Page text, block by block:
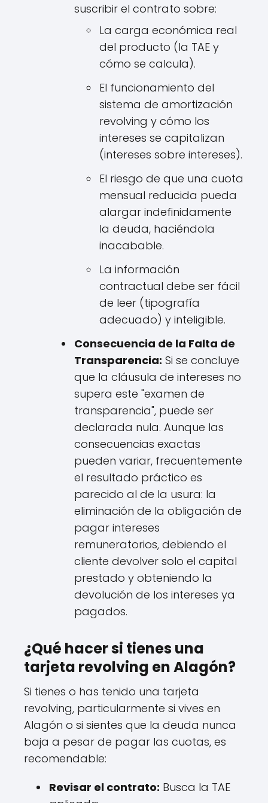
suscribir el contrato sobre:
La carga económica real
del producto (la TAE y
cómo se calcula).
El funcionamiento del
sistema de amortización
revolving y cómo los
intereses se capitalizan
(intereses sobre intereses).
El riesgo de que una cuota
mensual reducida pueda
alargar indefinidamente
la deuda, haciéndola
inacabable.
La información
contractual debe ser fácil
de leer (tipografía
adecuado) y inteligible.
Consecuencia de la Falta de
Transparencia: Si se concluye
que la cláusula de intereses no
supera este "examen de
transparencia", puede ser
declarada nula. Aunque las
consecuencias exactas
pueden variar, frecuentemente
el resultado práctico es
parecido al de la usura: la
eliminación de la obligación de
pagar intereses
remuneratorios, debiendo el
cliente devolver solo el capital
prestado y obteniendo la
devolución de los intereses ya
pagados.
¿Qué hacer si tienes una
tarjeta revolving en Alagón?
Si tienes o has tenido una tarjeta
revolving, particularmente si vives en
Alagón o si sientes que la deuda nunca
baja a pesar de pagar las cuotas, es
recomendable:
Revisar el contrato: Busca la TAE